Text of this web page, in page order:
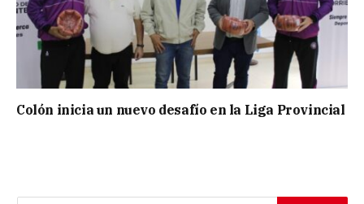
Colón inicia un nuevo desafío en la Liga Provincial